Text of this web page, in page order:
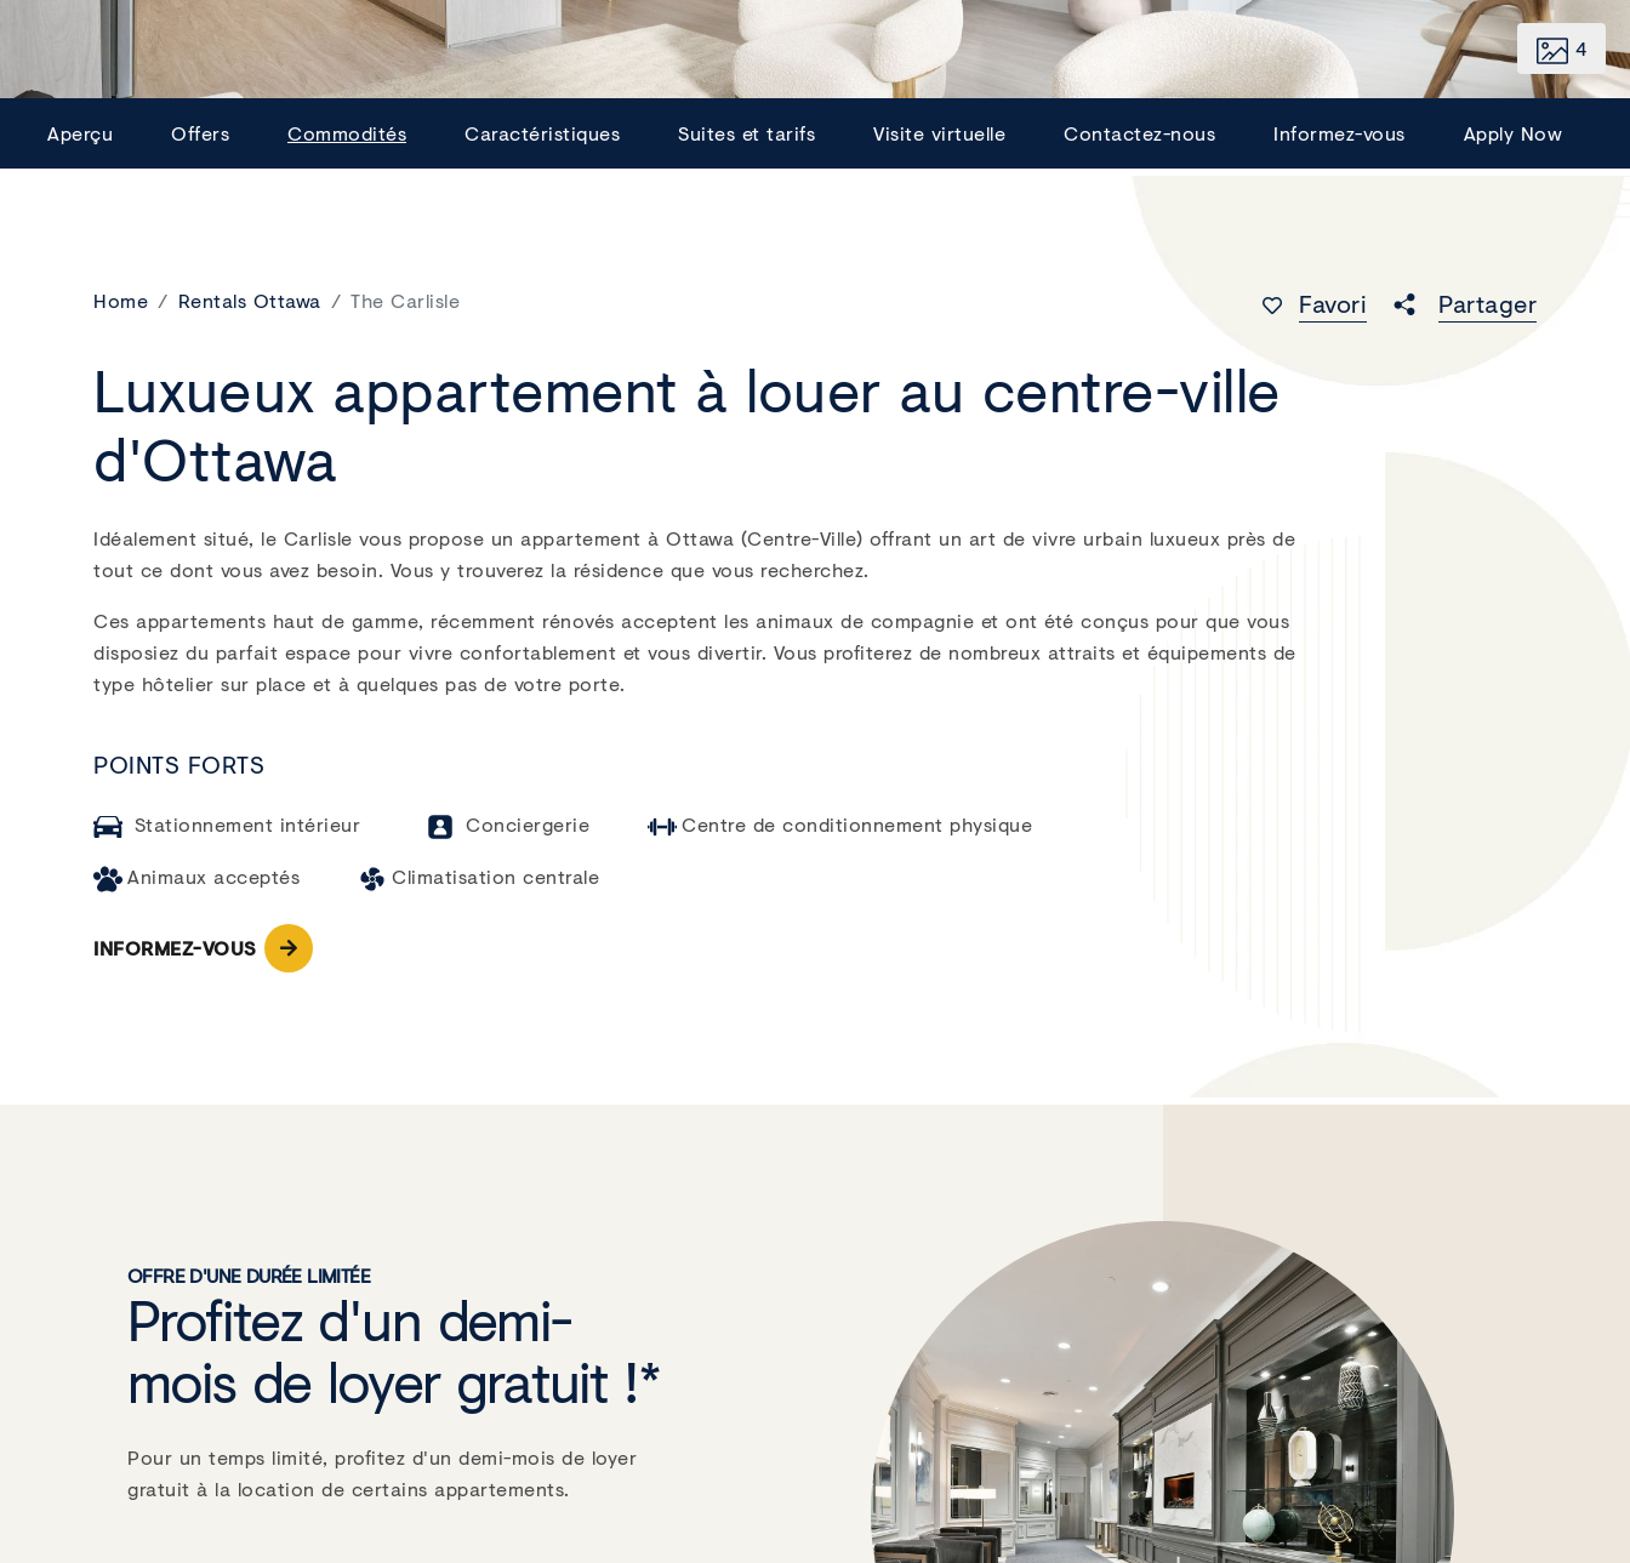
4
Aperçu Offers Commodités Caractéristiques Suites et tarifs Visite virtuelle Contactez-nous Informez-vous Apply Now
Home Rentals Ottawa The Carlisle Favori Partager
Luxueux appartement à louer au centre-ville
d'Ottawa
Idéalement situé, le Carlisle vous propose un appartement à Ottawa (Centre-Ville) offrant un art de vivre urbain luxueux près de
tout ce dont vous avez besoin. Vous y trouverez la résidence que vous recherchez.
Ces appartements haut de gamme, récemment rénovés acceptent les animaux de compagnie et ont été conçus pour que vous
disposiez du parfait espace pour vivre confortablement et vous divertir. Vous profiterez de nombreux attraits et équipements de
type hôtelier sur place et à quelques pas de votre porte.
POINTS FORTS
Stationnement intérieur Conciergerie
Centre de conditionnement physique
Animaux acceptés
Climatisation centrale
INFORMEZ-VOUS
OFFRE D'UNE DURÉE LIMITÉE
Profitez d'un demi-
mois de loyer gratuit !*
Pour un temps limité, profitez d'un demi-mois de loyer
gratuit à la location de certains appartements.